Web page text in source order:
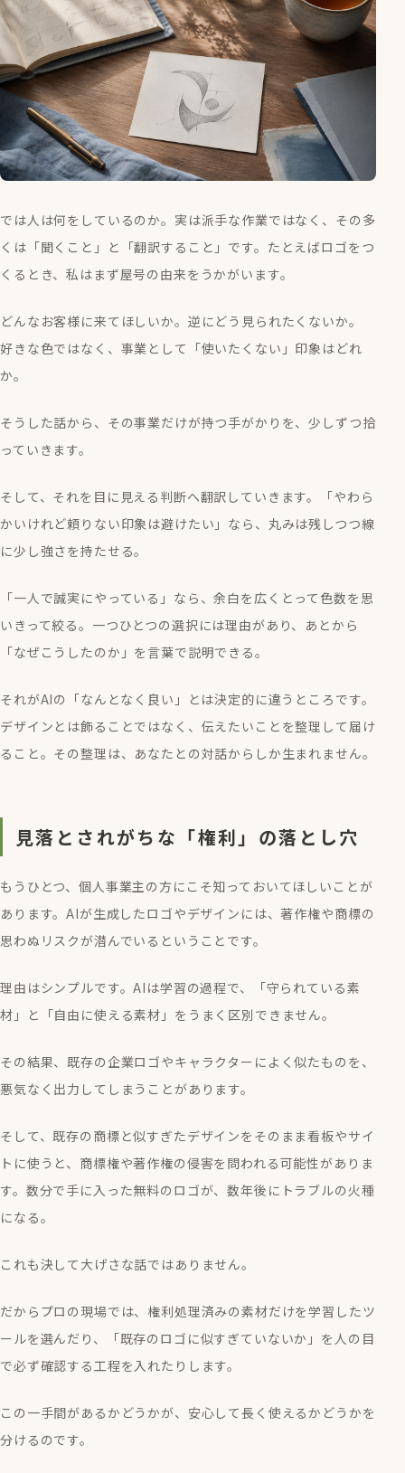
では人は何をしているのか。実は派手な作業ではなく、その多
くは「聞くこと」と「翻訳すること」です。たとえばロゴをつ
くるとき、私はまず屋号の由来をうかがいます。
どんなお客様に来てほしいか。逆にどう見られたくないか。
好きな色ではなく、事業として「使いたくない」印象はどれ
か。
そうした話から、その事業だけが持つ手がかりを、少しずつ拾
っていきます。
そして、それを目に見える判断へ翻訳していきます。「やわら
かいけれど頼りない印象は避けたい」なら、丸みは残しつつ線
に少し強さを持たせる。
「一人で誠実にやっている」なら、余白を広くとって色数を思
いきって絞る。一つひとつの選択には理由があり、あとから
「なぜこうしたのか」を言葉で説明できる。
それがAIの「なんとなく良い」とは決定的に違うところです。
デザインとは飾ることではなく、伝えたいことを整理して届け
ること。その整理は、あなたとの対話からしか生まれません。
見落とされがちな「権利」の落とし穴
もうひとつ、個人事業主の方にこそ知っておいてほしいことが
あります。AIが生成したロゴやデザインには、著作権や商標の
思わぬリスクが潜んでいるということです。
理由はシンプルです。AIは学習の過程で、「守られている素
材」と「自由に使える素材」をうまく区別できません。
その結果、既存の企業ロゴやキャラクターによく似たものを、
悪気なく出力してしまうことがあります。
そして、既存の商標と似すぎたデザインをそのまま看板やサイ
トに使うと、商標権や著作権の侵害を問われる可能性がありま
す。数分で手に入った無料のロゴが、数年後にトラブルの火種
になる。
これも決して大げさな話ではありません。
だからプロの現場では、権利処理済みの素材だけを学習したツ
ールを選んだり、「既存のロゴに似すぎていないか」を人の目
で必ず確認する工程を入れたりします。
この一手間があるかどうかが、安心して長く使えるかどうかを
分けるのです。